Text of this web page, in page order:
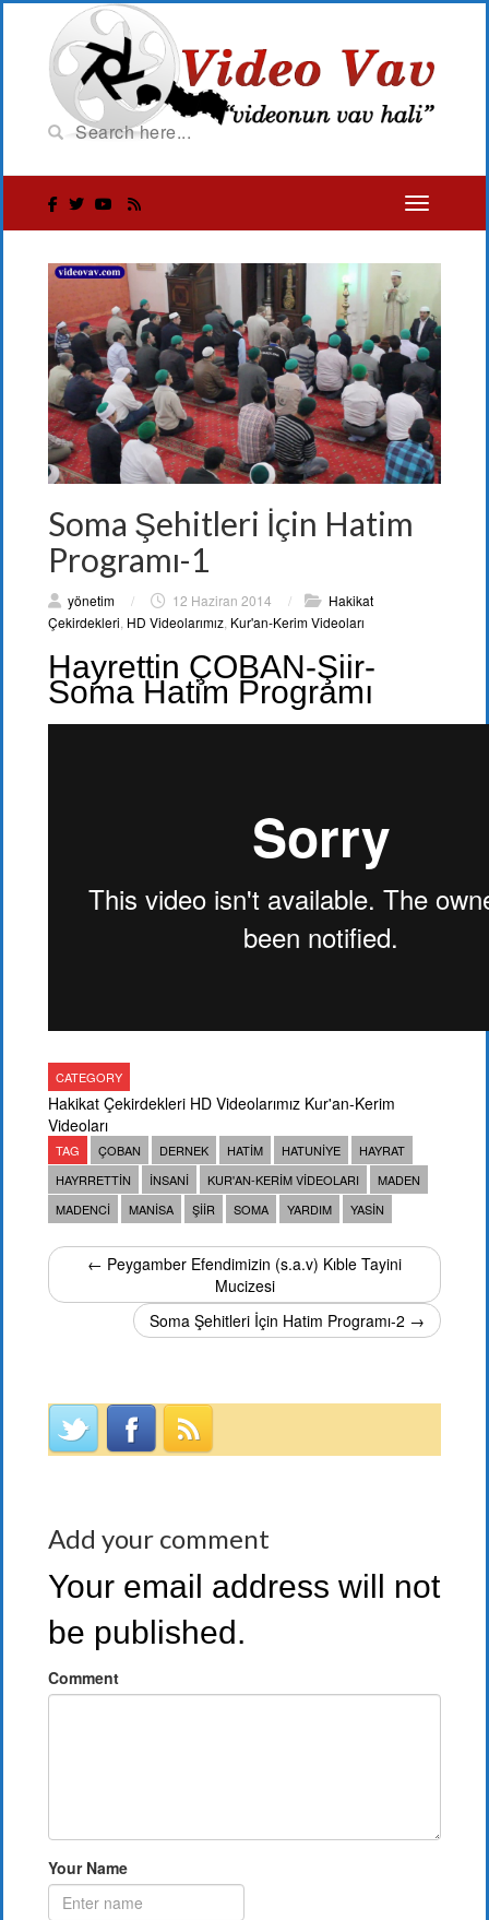
Soma Şehitleri İçin Hatim
Programı-1
yönetim / 12 Haziran 2014 /
Hakikat
Çekirdekleri, HD Videolarımız, Kur'an-Kerim Videoları
Hayrettin ÇOBAN-Şiir-
Soma Hatim Programı
CATEGORY
Hakikat Çekirdekleri HD Videolarımız Kur'an-Kerim
Videoları
TAG ÇOBAN DERNEK HATIM HATUNIYE
HAYRAT
HAYRRETTIN
INSANI KUR'AN-KERIM VIDEOLARI
MADEN
MADENCI
MANISA ŞIIR SOMA YARDIM YASIN
← Peygamber Efendimizin (s.a.v) Kıble Tayini
Mucizesi
Soma Şehitleri İçin Hatim Programı-2 →
Add your comment
Your email address will not
be published.
Comment
Your Name